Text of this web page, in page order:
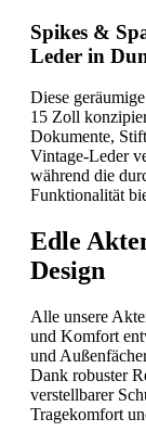
Spikes &
Leder in
Diese
15 Zoll
Dokumente,
Vintage-Leder
während die
Funktionalität
Edle
Design
Alle unsere
und Komfort
und
Dank robuster
verstellbarer
Tragekomfort